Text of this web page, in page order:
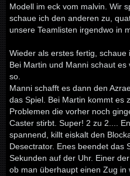
Modell im eck vom malvin. Wir
schaue ich den anderen zu,
unsere Teamlisten irgendwo in
Wieder als erstes fertig, schaue
Bei Martin und Manni schaut
so.
Manni schafft es dann den
das Spiel. Bei Martin kommt es
Problemen die vorher noch
Caster stirbt. Super! 2 zu 2....
spannend, killt eiskalt den
Desectrator. Enes beendet das
Sekunden auf der Uhr. Einer
ob man überhaupt einen Zug in